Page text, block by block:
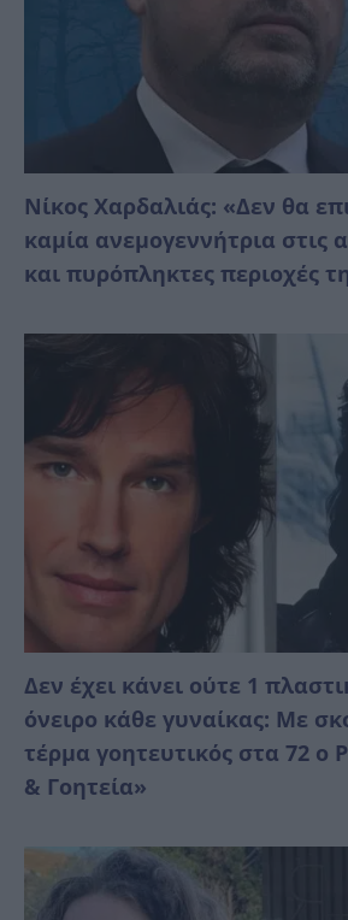
Νίκος Χαρδαλιάς: «Δεν θα
καμία ανεμογεννήτρια στις
και πυρόπληκτες περιοχές
Δεν έχει κάνει ούτε 1
όνειρο κάθε γυναίκας: Με
τέρμα γοητευτικός στα 72 ο
& Γοητεία»